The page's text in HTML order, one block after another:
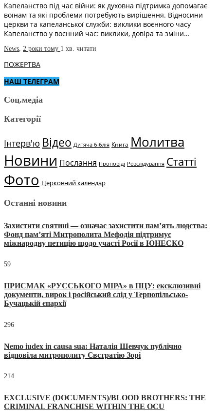
Капеланство під час війни: як духовна підтримка допомагає
воїнам та які проблеми потребують вирішення. Відносини
церкви та капеланської служби: виклики воєнного часу
Капеланство у воєнний час: виклики, довіра та зміни…
News 2 роки тому 1 хв. читати
ПОЖЕРТВА
НАШ ТЕЛЕГРАМ
Соц.медіа
Категорії
Інтерв'ю Відео Дитяча біблія Книга Молитва
Новини Послання Проповіді Розслідування Статті
Фото Церковний календар
Останні новини
Захистити святині — означає захистити пам’ять людства:
Фонд пам’яті Митрополита Мефодія підтримує
міжнародну петицію щодо участі Росії в ЮНЕСКО
59
ПРИСМАК «РУССЬКОГО МІРА» в ПЦУ: ексклюзивні
документи, вирок і російський слід у Тернопільсько-
Бучацькій єпархії
296
Nemo iudex in causa sua: Наталія Шевчук публічно
відповіла митрополиту Євстратію Зорі
214
EXCLUSIVE (DOCUMENTS)/BLOOD BROTHERS: THE
CRIMINAL FRANCHISE WITHIN THE OCU